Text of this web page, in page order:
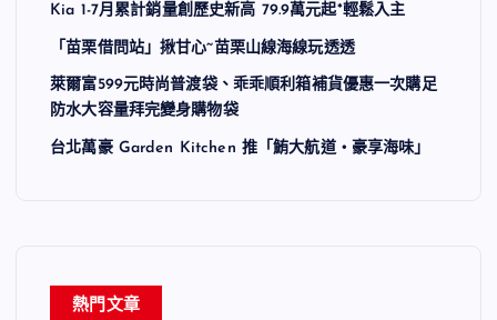
Kia 1-7月累計銷量創歷史新高 79.9萬元起*輕鬆入主
「苗栗借問站」揪甘心~苗栗山線海線玩透透
萊爾富599元時尚普渡袋、乖乖順利箱補貨優惠一次購足
防水大容量拜完變身購物袋
台北萬豪 Garden Kitchen 推「鮪大航道・豪享海味」
熱門文章